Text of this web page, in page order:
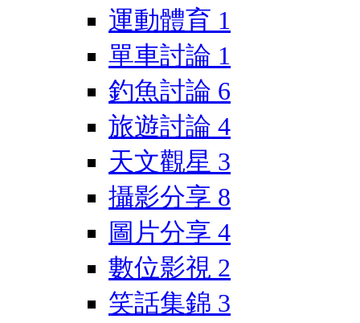
運動體育 1
單車討論 1
釣魚討論 6
旅遊討論 4
天文觀星 3
攝影分享 8
圖片分享 4
數位影視 2
笑話集錦 3